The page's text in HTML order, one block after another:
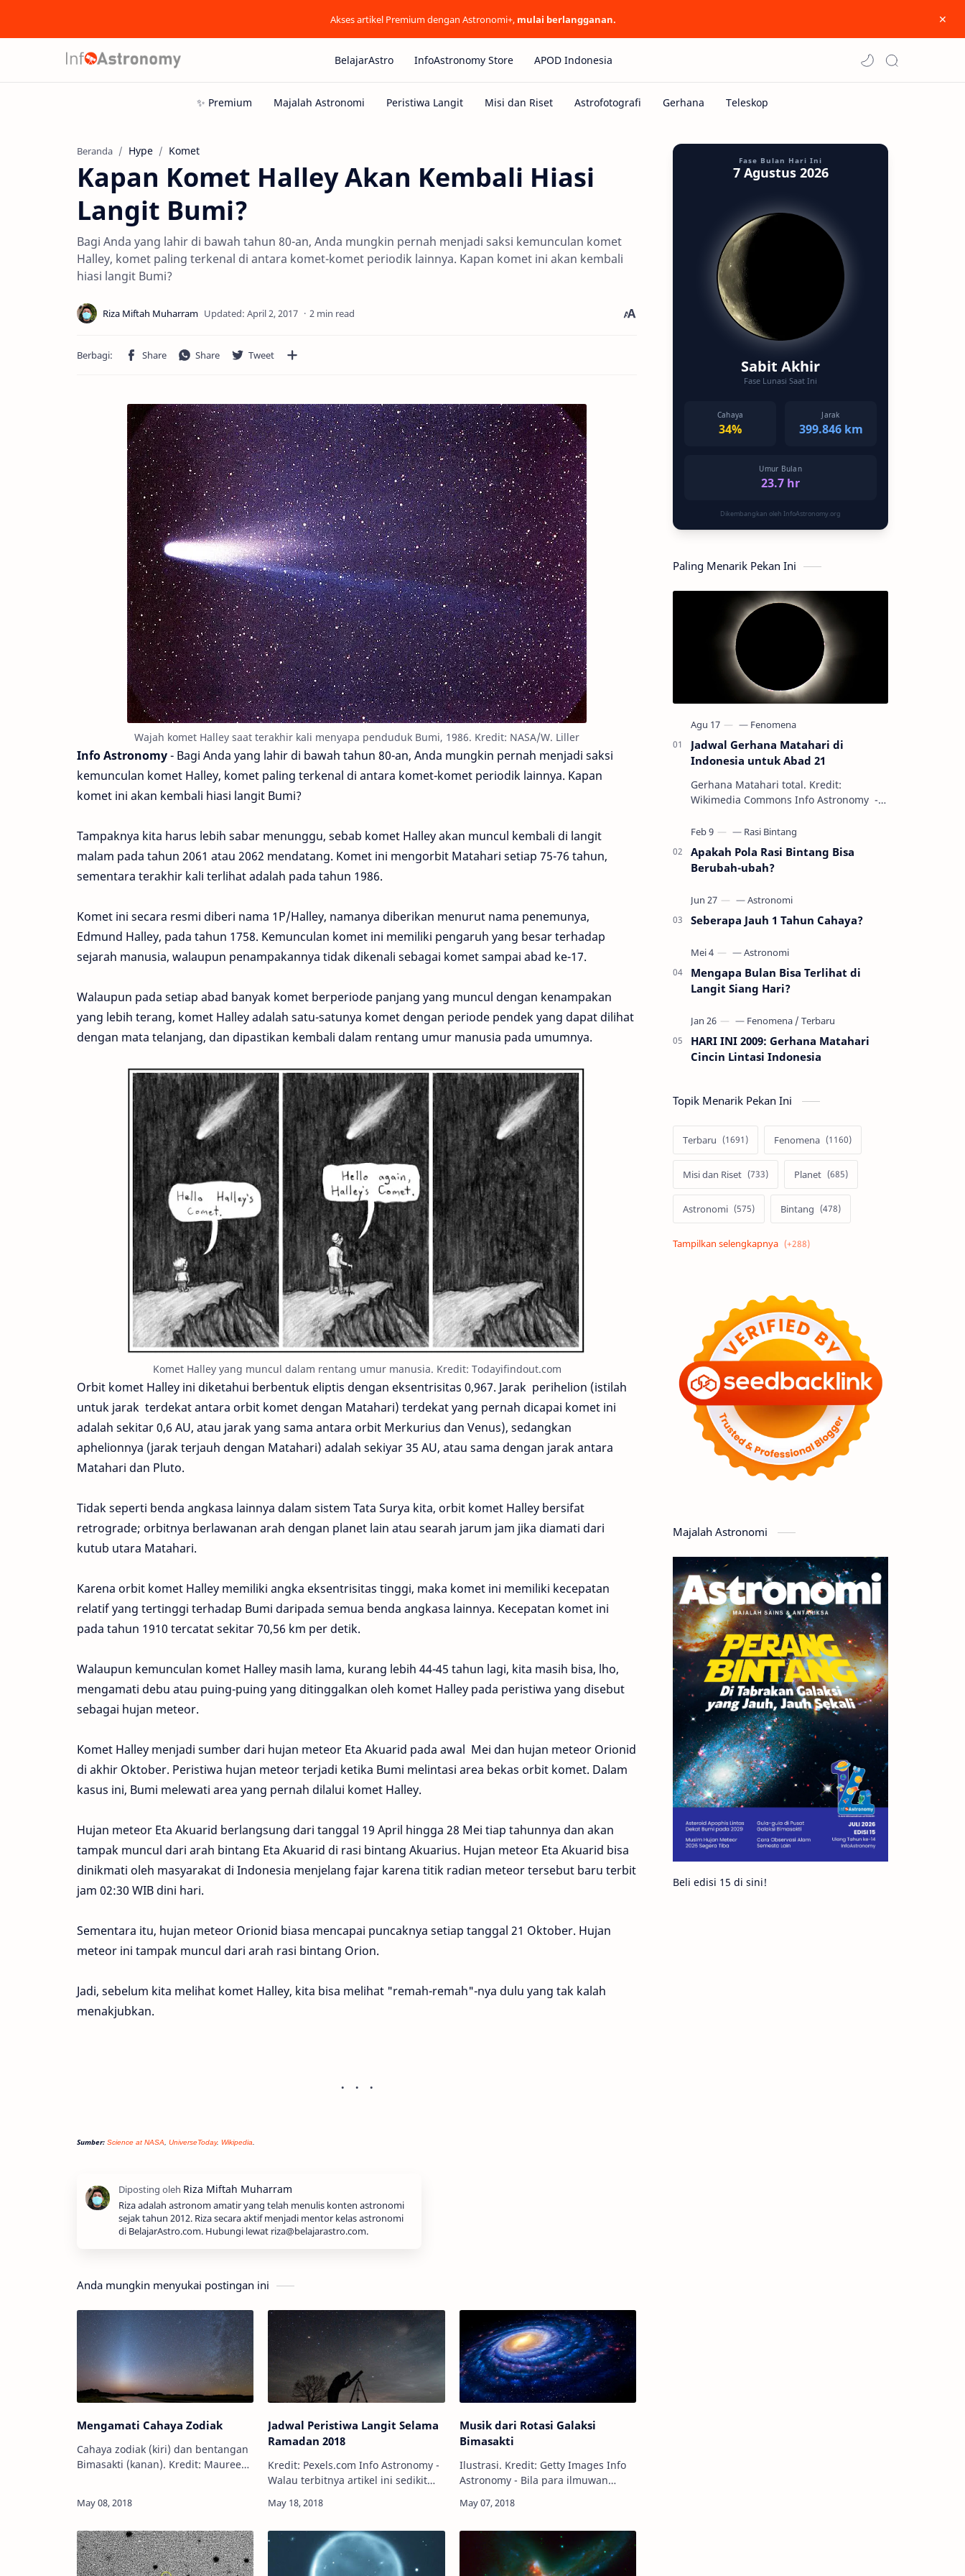
Akses artikel Premium dengan Astronomi+, mulai berlangganan.
BelajarAstro InfoAstronomy Store APOD Indonesia
Beranda Hype Komet
Kapan Komet Halley Akan Kembali Hiasi
Langit Bumi?
Bagi Anda yang lahir di bawah tahun 80-an, Anda mungkin pernah menjadi saksi kemunculan komet
Halley, komet paling terkenal di antara komet-komet periodik lainnya. Kapan komet ini akan kembali
hiasi langit Bumi?
2 min read
Wajah komet Halley saat terakhir kali menyapa penduduk Bumi, 1986. Kredit: NASA/W. Liller
Info Astronomy- Bagi Anda yang lahir di bawah tahun 80-an, Anda mungkin pernah menjadi saksi
kemunculan komet Halley, komet paling terkenal di antara komet-komet periodik lainnya. Kapan
komet ini akan kembali hiasi langit Bumi?
Tampaknya kita harus lebih sabar menunggu, sebab komet Halley akan muncul kembali di langit
malam pada tahun 2061 atau 2062 mendatang. Komet ini mengorbit Matahari setiap 75-76 tahun,
sementara terakhir kali terlihat adalah pada tahun 1986.
Komet ini secara resmi diberi nama 1P/Halley, namanya diberikan menurut nama penemunya,
Edmund Halley, pada tahun 1758. Kemunculan komet ini memiliki pengaruh yang besar terhadap
sejarah manusia, walaupun penampakannya tidak dikenali sebagai komet sampai abad ke-17.
Walaupun pada setiap abad banyak komet berperiode panjang yang muncul dengan kenampakan
yang lebih terang, komet Halley adalah satu-satunya komet dengan periode pendek yang dapat dilihat
dengan mata telanjang, dan dipastikan kembali dalam rentang umur manusia pada umumnya.
Komet Halley yang muncul dalam rentang umur manusia. Kredit: Todayifindout.com
Orbit komet Halley ini diketahui berbentuk eliptis dengan eksentrisitas 0,967. Jarak perihelion (istilah
untuk jarak terdekat antara orbit komet dengan Matahari) terdekat yang pernah dicapai komet ini
adalah sekitar 0,6 AU, atau jarak yang sama antara orbit Merkurius dan Venus), sedangkan
aphelionnya (jarak terjauh dengan Matahari) adalah sekiyar 35 AU, atau sama dengan jarak antara
Matahari dan Pluto.
Tidak seperti benda angkasa lainnya dalam sistem Tata Surya kita, orbit komet Halley bersifat
retrograde; orbitnya berlawanan arah dengan planet lain atau searah jarum jam jika diamati dari
kutub utara Matahari.
Karena orbit komet Halley memiliki angka eksentrisitas tinggi, maka komet ini memiliki kecepatan
relatif yang tertinggi terhadap Bumi daripada semua benda angkasa lainnya. Kecepatan komet ini
pada tahun 1910 tercatat sekitar 70,56 km per detik.
Walaupun kemunculan komet Halley masih lama, kurang lebih 44-45 tahun lagi, kita masih bisa, lho,
mengamati debu atau puing-puing yang ditinggalkan oleh komet Halley pada peristiwa yang disebut
sebagai hujan meteor.
Komet Halley menjadi sumber dari hujan meteor Eta Akuarid pada awal Mei dan hujan meteor Orionid
di akhir Oktober. Peristiwa hujan meteor terjadi ketika Bumi melintasi area bekas orbit komet. Dalam
kasus ini, Bumi melewati area yang pernah dilalui komet Halley.
Hujan meteor Eta Akuarid berlangsung dari tanggal 19 April hingga 28 Mei tiap tahunnya dan akan
tampak muncul dari arah bintang Eta Akuarid di rasi bintang Akuarius. Hujan meteor Eta Akuarid bisa
dinikmati oleh masyarakat di Indonesia menjelang fajar karena titik radian meteor tersebut baru terbit
jam 02:30 WIB dini hari.
Sementara itu, hujan meteor Orionid biasa mencapai puncaknya setiap tanggal 21 Oktober. Hujan
meteor ini tampak muncul dari arah rasi bintang Orion.
Jadi, sebelum kita melihat komet Halley, kita bisa melihat "remah-remah"-nya dulu yang tak kalah
menakjubkan.
Sumber: Science at NASA, UniverseToday. Wikipedia.
Riza adalah astronom amatir yang telah menulis konten astronomi
sejak tahun 2012. Riza secara aktif menjadi mentor kelas astronomi
di BelajarAstro.com. Hubungi lewat riza@belajarastro.com.
Anda mungkin menyukai postingan ini
Mengamati Cahaya Zodiak
Cahaya zodiak (kiri) dan bentangan
Bimasakti (kanan). Kredit: Maureen
pernahkah kamu mengamatinya?
Jadwal Peristiwa Langit Selama
Ramadan 2018
Kredit: Pexels.com Info Astronomy -
Walau terbitnya artikel ini sedikit
tidak enak badan, tapi setidaknya
per…
Musik dari Rotasi Galaksi
Bimasakti
Ilustrasi. Kredit: Getty Images Info
Astronomy - Bila para ilmuwan
menjadi gambar, lain halnya
Universitas Cal…
Fase Bulan Hari Ini
7 Agustus 2026
Sabit Akhir
Fase Lunasi Saat Ini
Cahaya
34%
Jarak
399.846 km
Umur Bulan
23.7 hr
Dikembangkan oleh InfoAstronomy.org
Paling Menarik Pekan Ini
Jadwal Gerhana Matahari di
Indonesia untuk Abad 21
Gerhana Matahari total. Kredit:
Wikimedia Commons Info Astronomy -
gerhana Matahari akan terjadi sebanyak
22…
Apakah Pola Rasi Bintang Bisa
Berubah-ubah?
Seberapa Jauh 1 Tahun Cahaya?
Mengapa Bulan Bisa Terlihat di
Langit Siang Hari?
HARI INI 2009: Gerhana Matahari
Cincin Lintasi Indonesia
Topik Menarik Pekan Ini
Terbaru Fenomena
Misi dan Riset Planet
Astronomi Bintang
Alam semesta Galaksi
Tata Surya
Hype Astronot
Asteroid Observasi
Premium Komet
Penelitian
Satelit
Aurora Supernova
Nebula Sponsored
Matahari Featured
Mars Planet Katai
GMT 2016 History
Hoax Bima Sakti
Meteor Gerhana
Komet ISON Jupiter
Planet Kerdil Bumi
Pengetahuan Berita
Majalah Astronomi
Beli edisi 15 di sini!